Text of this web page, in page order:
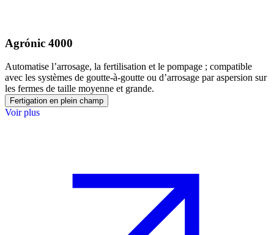
Agrónic 4000
Automatise l’arrosage, la fertilisation et le pompage ; compatible
avec les systèmes de goutte-à-goutte ou d’arrosage par aspersion sur
les fermes de taille moyenne et grande.
Fertigation en plein champ
Voir plus